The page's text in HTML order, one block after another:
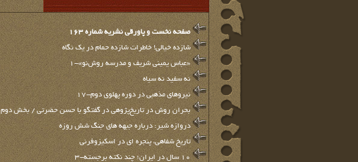
صفحه نخست و پاورقي نشريه شماره 163
شازده خیالی! خاطرات شازده حمام در یک نگاه
«عباس یمینی شریف و مدرسه روش‌نو»-1
نه سفید نه سیاه
نیروهای مذهبی در دوره پهلوی دوم-۱۷
بحران روش در تاریخ‌پژوهی در گفتگو با حسن حضرتی / بخش دوم
دروازه شیر: درباره جبهه های جنگ شش روزه
تاریخ شفاهی، پنجره ای در اسکیزوفرنی
10 سال در ایران؛ چند نکته برجسته-3